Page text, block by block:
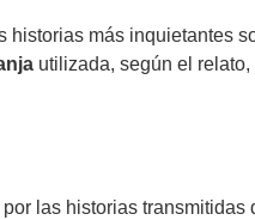
historias más inquietantes
utilizada, según el
las historias